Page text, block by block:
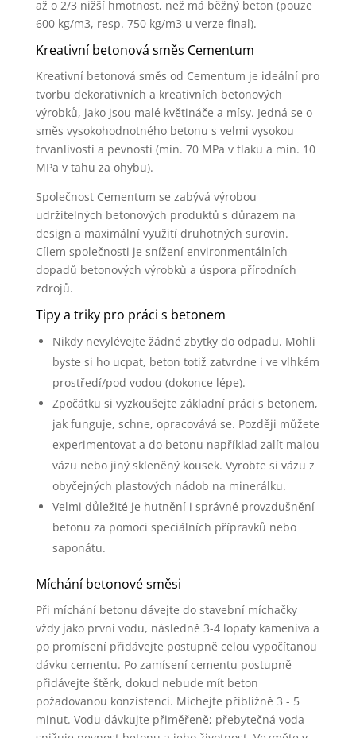
až o 2/3 nižší hmotnost, než má běžný beton (pouze
600 kg/m3, resp. 750 kg/m3 u verze final).
Kreativní betonová směs Cementum
Kreativní betonová směs od Cementum je ideální pro
tvorbu dekorativních a kreativních betonových
výrobků, jako jsou malé květináče a mísy. Jedná se o
směs vysokohodnotného betonu s velmi vysokou
trvanlivostí a pevností (min. 70 MPa v tlaku a min. 10
MPa v tahu za ohybu).
Společnost Cementum se zabývá výrobou
udržitelných betonových produktů s důrazem na
design a maximální využití druhotných surovin.
Cílem společnosti je snížení environmentálních
dopadů betonových výrobků a úspora přírodních
zdrojů.
Tipy a triky pro práci s betonem
Nikdy nevylévejte žádné zbytky do odpadu. Mohli
byste si ho ucpat, beton totiž zatvrdne i ve vlhkém
prostředí/pod vodou (dokonce lépe).
Zpočátku si vyzkoušejte základní práci s betonem,
jak funguje, schne, opracovává se. Později můžete
experimentovat a do betonu například zalít malou
vázu nebo jiný skleněný kousek. Vyrobte si vázu z
obyčejných plastových nádob na minerálku.
Velmi důležité je hutnění i správné provzdušnění
betonu za pomoci speciálních přípravků nebo
saponátu.
Míchání betonové směsi
Při míchání betonu dávejte do stavební míchačky
vždy jako první vodu, následně 3-4 lopaty kameniva a
po promísení přidávejte postupně celou vypočítanou
dávku cementu. Po zamísení cementu postupně
přidávejte štěrk, dokud nebude mít beton
požadovanou konzistenci. Míchejte příbližně 3 - 5
minut. Vodu dávkujte přiměřeně; přebytečná voda